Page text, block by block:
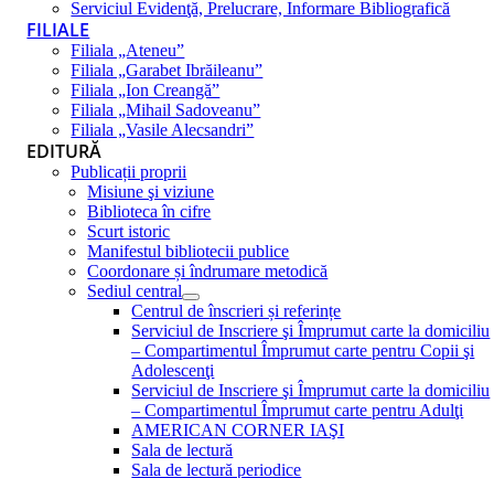
Serviciul Evidenţă, Prelucrare, Informare Bibliografică
FILIALE
Filiala „Ateneu”
Filiala „Garabet Ibrăileanu”
Filiala „Ion Creangă”
Filiala „Mihail Sadoveanu”
Filiala „Vasile Alecsandri”
EDITURĂ
Publicații proprii
Misiune şi viziune
Biblioteca în cifre
Scurt istoric
Manifestul bibliotecii publice
Coordonare și îndrumare metodică
Sediul central
Centrul de înscrieri și referințe
Serviciul de Inscriere şi Împrumut carte la domiciliu
– Compartimentul Împrumut carte pentru Copii şi
Adolescenţi
Serviciul de Inscriere şi Împrumut carte la domiciliu
– Compartimentul Împrumut carte pentru Adulţi
AMERICAN CORNER IAŞI
Sala de lectură
Sala de lectură periodice